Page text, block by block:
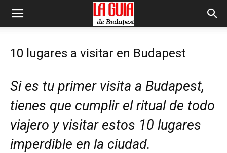
10 lugares a visitar en Budapest
Si es tu primer visita a Budapest,
tienes que cumplir el ritual de todo
viajero y visitar estos 10 lugares
imperdible en la ciudad.